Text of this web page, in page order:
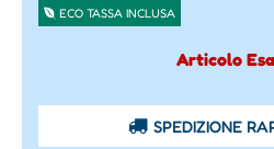
ECO TASSA INCLUSA
Articolo
SPEDIZIONE